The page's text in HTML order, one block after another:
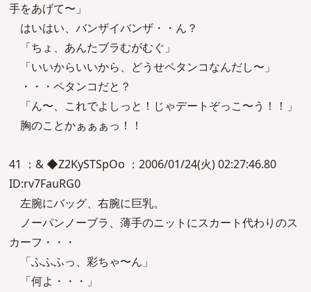
手をあげて〜」
はいはい、バンザイバンザ・・ん？
「ちょ、あんたブラむがむぐ」
「いいからいいから、どうせペタンコなんだし〜」
・・・ペタンコだと？
「ん〜、これでよしっと！じゃデートぞっこ〜う！！」
胸のことかぁぁぁっ！！
41 ：& ◆Z2KySTSpOo ：2006/01/24(火) 02:27:46.80
ID:rv7FauRG0
左腕にバッグ、右腕に巨乳。
ノーパンノーブラ、薄手のニットにスカート代わりのス
カーフ・・・
「ふふふっ、彩ちゃ〜ん」
「何よ・・・」